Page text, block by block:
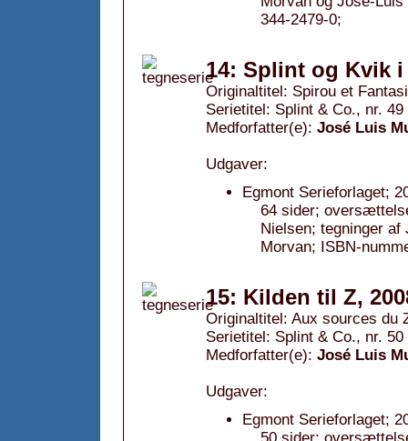
344-2479-0;
14: Splint og Kvik i
Originaltitel: Spirou et
Serietitel: Splint & Co., nr. 49
Medforfatter(e): José Luis
Udgaver:
Egmont Serieforlaget;
64 sider;
Nielsen; tegninger
Morvan; ISBN-
15: Kilden til Z,
Originaltitel: Aux sources du
Serietitel: Splint & Co., nr. 50
Medforfatter(e): José Luis
Udgaver:
Egmont Serieforlaget;